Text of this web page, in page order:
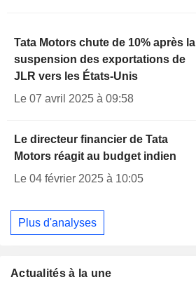
Tata Motors chute de 10% après la
suspension des exportations de
JLR vers les États-Unis
Le 07 avril 2025 à 09:58
Le directeur financier de Tata
Motors réagit au budget indien
Le 04 février 2025 à 10:05
Plus d'analyses
Actualités à la une